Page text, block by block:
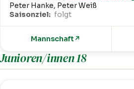
Peter Hanke, Peter Weiß
Saisonziel: folgt
Mannschaft ↗
Junioren/innen 18